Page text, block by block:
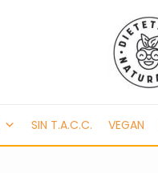
SIN T.A.C.C. VEGAN